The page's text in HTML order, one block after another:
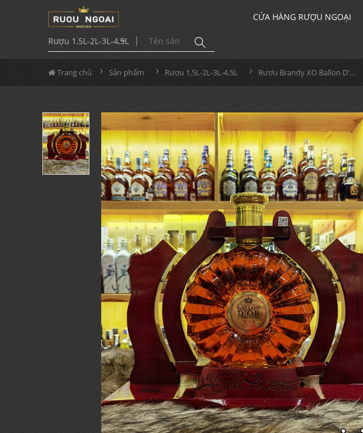
Rượu 1,5L-2L-3L-4,5L
CỬA HÀNG RƯỢU NGOẠI
Trang chủ Sản phẩm Rượu 1,5L-2L-3L-4,5L Rượu Brandy XO Ballon D'or XO 3000ml